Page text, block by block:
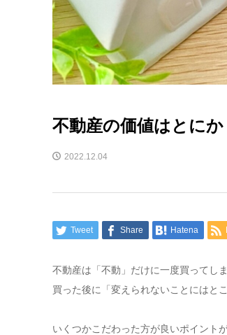
不動産の価値はとに
2022.12.04
Tweet Share Hatena
不動産は「不動」だけに一度買ってし
買った後に「変えられないことにはと
いくつかこだわった方が良いポイント